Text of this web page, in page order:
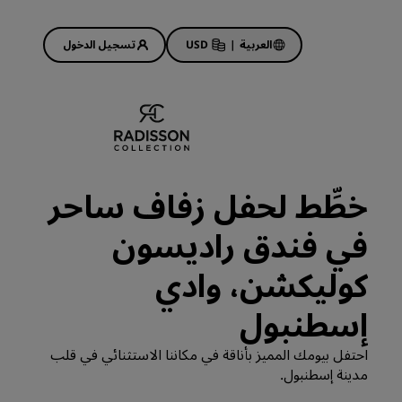
العربية |
USD تسجيل الدخول
قريبًا
عروض الفنادق
ابدأ الآن لربح الكثير
Deals of the Day
احجز مقدمًا
اطلع على الباقات المتاحة لدينا
أفكار السفر
خطِّط لحفل زفاف ساحر
في فندق راديسون
كوليكشن، وادي
إسطنبول
احتفل بيومك المميز بأناقة في مكاننا الاستثنائي في قلب
مدينة إسطنبول.